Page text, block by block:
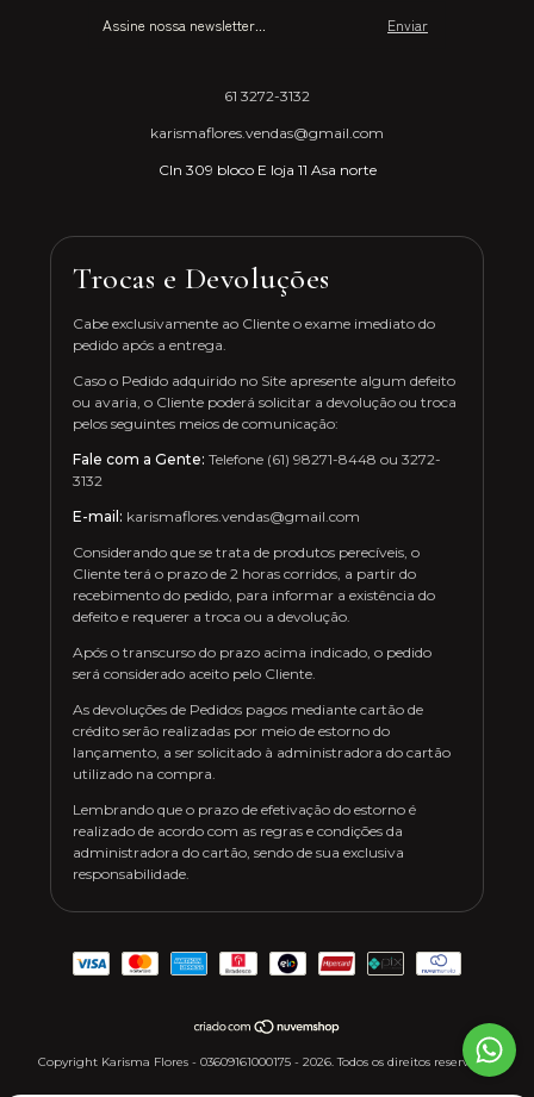
61 3272-3132
karismaflores.vendas@gmail.com
Cln 309 bloco E loja 11 Asa norte
Trocas e Devoluções
Cabe exclusivamente ao Cliente o exame imediato do
pedido após a entrega.
Caso o Pedido adquirido no Site apresente algum defeito
ou avaria, o Cliente poderá solicitar a devolução ou troca
pelos seguintes meios de comunicação:
Fale com a Gente: Telefone (61) 98271-8448 ou 3272-
3132
E-mail: karismaflores.vendas@gmail.com
Considerando que se trata de produtos perecíveis, o
Cliente terá o prazo de 2 horas corridos, a partir do
recebimento do pedido, para informar a existência do
defeito e requerer a troca ou a devolução.
Após o transcurso do prazo acima indicado, o pedido
será considerado aceito pelo Cliente.
As devoluções de Pedidos pagos mediante cartão de
crédito serão realizadas por meio de estorno do
lançamento, a ser solicitado à administradora do cartão
utilizado na compra.
Lembrando que o prazo de efetivação do estorno é
realizado de acordo com as regras e condições da
administradora do cartão, sendo de sua exclusiva
responsabilidade.
Copyright Karisma Flores - 03609161000175 - 2026. Todos os direitos reservados.